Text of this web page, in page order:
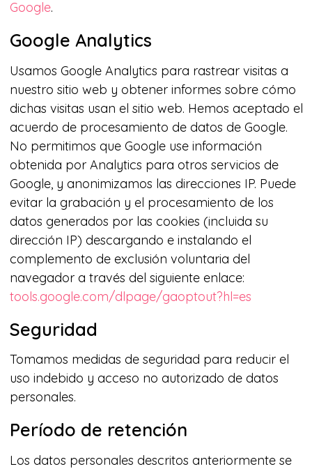
Big Fish Games
PlayZool/PlayTouch
GameHouse and Real Networks
WellGames/Absolutist
GameDistribution
Google.
Google Analytics
Usamos Google Analytics para rastrear visitas a
nuestro sitio web y obtener informes sobre cómo
dichas visitas usan el sitio web. Hemos aceptado el
acuerdo de procesamiento de datos de Google.
No permitimos que Google use información
obtenida por Analytics para otros servicios de
Google, y anonimizamos las direcciones IP. Puede
evitar la grabación y el procesamiento de los
datos generados por las cookies (incluida su
dirección IP) descargando e instalando el
complemento de exclusión voluntaria del
navegador a través del siguiente enlace:
tools.google.com/dlpage/gaoptout?hl=es
Seguridad
Tomamos medidas de seguridad para reducir el
uso indebido y acceso no autorizado de datos
personales.
Período de retención
Los datos personales descritos anteriormente se